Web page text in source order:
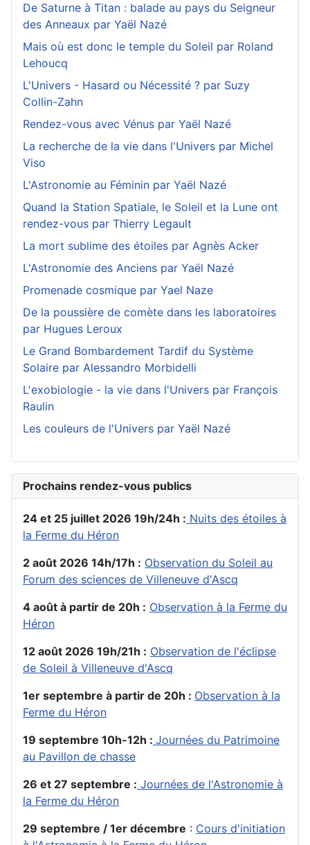
De Saturne à Titan : balade au pays du Seigneur
des Anneaux par Yaël Nazé
Mais où est donc le temple du Soleil par Roland
Lehoucq
L'Univers - Hasard ou Nécessité ? par Suzy
Collin-Zahn
Rendez-vous avec Vénus par Yaël Nazé
La recherche de la vie dans l'Univers par Michel
Viso
L'Astronomie au Féminin par Yaël Nazé
Quand la Station Spatiale, le Soleil et la Lune ont
rendez-vous par Thierry Legault
La mort sublime des étoiles par Agnès Acker
L'Astronomie des Anciens par Yaël Nazé
Promenade cosmique par Yael Naze
De la poussière de comète dans les laboratoires
par Hugues Leroux
Le Grand Bombardement Tardif du Système
Solaire par Alessandro Morbidelli
L'exobiologie - la vie dans l'Univers par François
Raulin
Les couleurs de l'Univers par Yaël Nazé
Prochains rendez-vous publics
24 et 25 juillet 2026 19h/24h : Nuits des étoiles à
la Ferme du Héron
2 août 2026 14h/17h : Observation du Soleil au
Forum des sciences de Villeneuve d'Ascq
4 août à partir de 20h : Observation à la Ferme du
Héron
12 août 2026 19h/21h : Observation de l'éclipse
de Soleil à Villeneuve d'Ascq
1er septembre à partir de 20h : Observation à la
Ferme du Héron
19 septembre 10h-12h : Journées du Patrimoine
au Pavillon de chasse
26 et 27 septembre : Journées de l'Astronomie à
la Ferme du Héron
29 septembre / 1er décembre : Cours d'initiation